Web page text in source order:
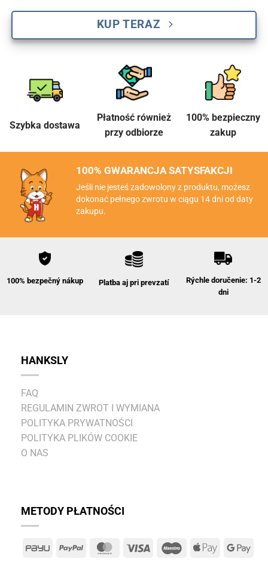
KUP TERAZ
Szybka dostawa
Płatność również
przy odbiorze
100% bezpieczny
zakup
100% GWARANCJA SATYSFAKCJI
Jeśli nie jesteś zadowolony z produktu, możesz
dokonać pełnego zwrotu w ciągu 14 dni od daty
zakupu.
100% bezpečný nákup Platba aj pri prevzatí
Rýchle doručenie: 1-2
dni
HANKSLY
FAQ
REGULAMIN ZWROT I WYMIANA
POLITYKA PRYWATNOŚCI
POLITYKA PLIKÓW COOKIE
O NAS
METODY PŁATNOŚCI
PayU PayPal MasterCard
Visa MaestroApple